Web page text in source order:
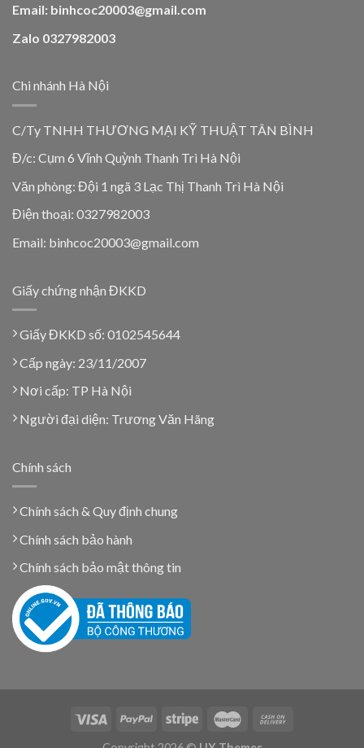
Email: binhcoc20003@gmail.com
Zalo 0327982003
Chi nhánh Hà Nội
C/Ty TNHH THƯƠNG MẠI KỸ THUẬT TÂN BÌNH
Đ/c: Cụm 6 Vĩnh Quỳnh Thanh Trì Hà Nội
Văn phòng: Đội 1 ngã 3 Lạc Thị Thanh Trì Hà Nội
Điện thoại: 0327982003
Email: binhcoc20003@gmail.com
Giấy chứng nhận ĐKKD
Giấy ĐKKD số: 0102545644
Cấp ngày: 23/11/2007
Nơi cấp: TP Hà Nội
Người đại diện: Trương Văn Hãng
Chính sách
Chính sách & Quy định chung
Chính sách bảo hành
Chính sách bảo mật thông tin